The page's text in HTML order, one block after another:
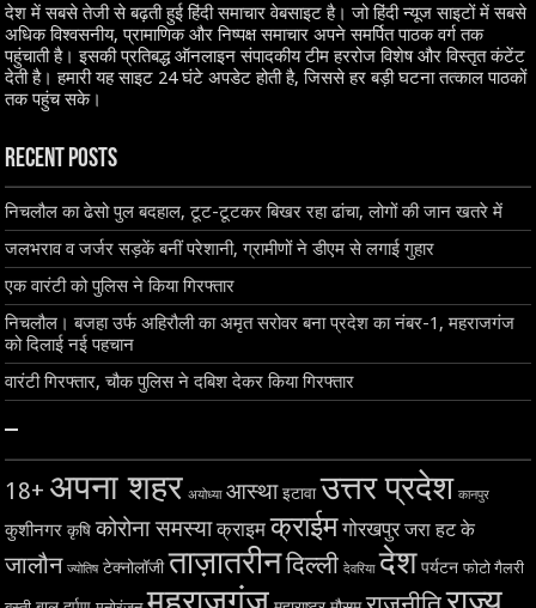
देश में सबसे तेजी से बढ़ती हुई हिंदी समाचार वेबसाइट है। जो हिंदी न्यूज साइटों में सबसे
अधिक विश्वसनीय, प्रामाणिक और निष्पक्ष समाचार अपने समर्पित पाठक वर्ग तक
पहुंचाती है। इसकी प्रतिबद्ध ऑनलाइन संपादकीय टीम हररोज विशेष और विस्तृत कंटेंट
देती है। हमारी यह साइट 24 घंटे अपडेट होती है, जिससे हर बड़ी घटना तत्काल पाठकों
तक पहुंच सके।
Recent Posts
निचलौल का ढेसो पुल बदहाल, टूट-टूटकर बिखर रहा ढांचा, लोगों की जान खतरे में
जलभराव व जर्जर सड़कें बनीं परेशानी, ग्रामीणों ने डीएम से लगाई गुहार
एक वारंटी को पुलिस ने किया गिरफ्तार
निचलौल। बजहा उर्फ अहिरौली का अमृत सरोवर बना प्रदेश का नंबर-1, महराजगंज
को दिलाई नई पहचान
वारंटी गिरफ्तार, चौक पुलिस ने दबिश देकर किया गिरफ्तार
–
18+ अपना शहर अयोध्या आस्था इटावा उत्तर प्रदेश कानपुर
कुशीनगर कृषि कोरोना समस्या क्राइम क्राईम गोरखपुर जरा हट के
जालौन ज्योतिष टेक्नोलॉजी ताज़ातरीनदिल्ली देवरिया देश पर्यटन फोटो गैलरी